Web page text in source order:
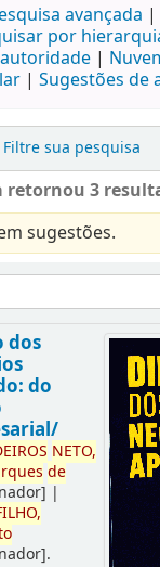
avançada
por
Sugestões de
Filtre sua pesquisa
retornou 3
sugestões.
dos
do
IROS NETO,
de
|
.